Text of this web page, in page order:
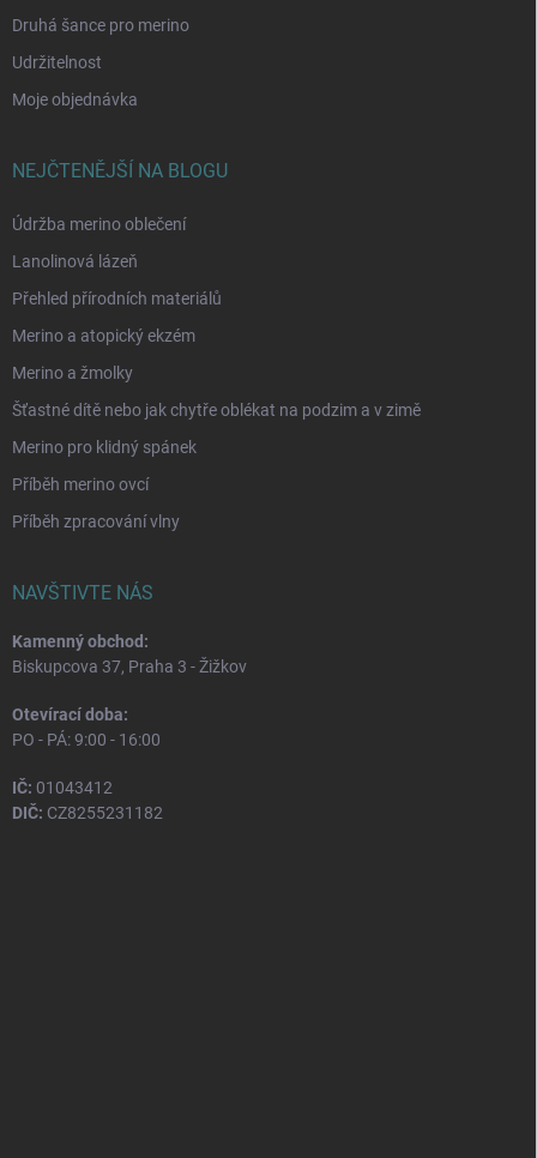
Druhá šance pro merino
Udržitelnost
Moje objednávka
NEJČTENĚJŠÍ NA BLOGU
Údržba merino oblečení
Lanolinová lázeň
Přehled přírodních materiálů
Merino a atopický ekzém
Merino a žmolky
Šťastné dítě nebo jak chytře oblékat na podzim a v zimě
Merino pro klidný spánek
Příběh merino ovcí
Příběh zpracování vlny
NAVŠTIVTE NÁS
Kamenný obchod:
Biskupcova 37, Praha 3 - Žižkov
Otevírací doba:
PO - PÁ: 9:00 - 16:00
IČ: 01043412
DIČ: CZ8255231182